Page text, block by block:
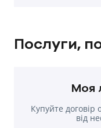
Послуги,
Моя
Купуйте
від